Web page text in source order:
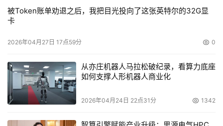
被Token账单劝退之后，我把目光投向了这张英特尔的32G显
卡
2026年04月27日 17点59分 0
从亦庄机器人马拉松破纪录，看算力底座
如何支撑人形机器人商业化
2026年04月24日 22点31分 1342